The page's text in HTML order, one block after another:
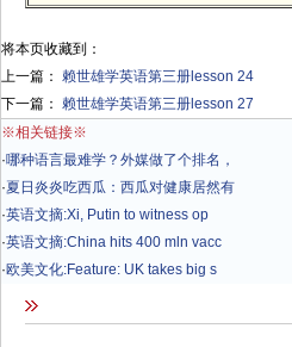
将本页收藏到：
上一篇： 赖世雄学英语第三册lesson 24
下一篇： 赖世雄学英语第三册lesson 27
※相关链接※
·哪种语言最难学？外媒做了个排名，
·夏日炎炎吃西瓜：西瓜对健康居然有
·英语文摘:Xi, Putin to witness op
·英语文摘:China hits 400 mln vacc
·欧美文化:Feature: UK takes big s